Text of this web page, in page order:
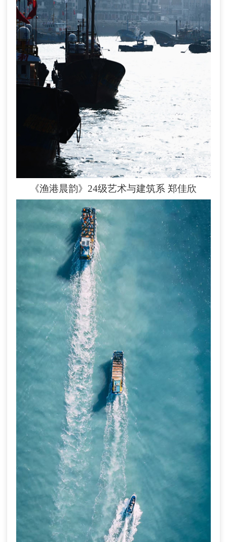
《渔港晨韵》24级艺术与建筑系郑佳欣